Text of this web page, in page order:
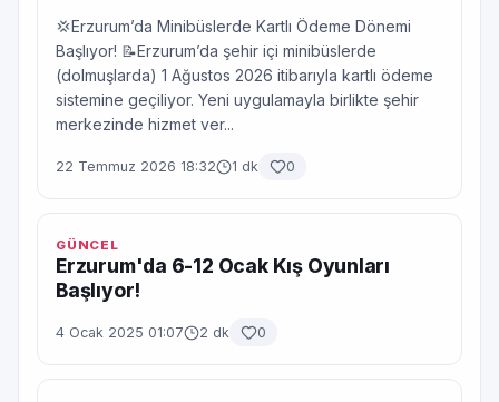
💢Erzurum’da Minibüslerde Kartlı Ödeme Dönemi
Başlıyor! 📝Erzurum’da şehir içi minibüslerde
(dolmuşlarda) 1 Ağustos 2026 itibarıyla kartlı ödeme
sistemine geçiliyor. Yeni uygulamayla birlikte şehir
merkezinde hizmet ver...
22 Temmuz 2026 18:32 1 dk 0
GÜNCEL
Erzurum'da 6-12 Ocak Kış Oyunları
Başlıyor!
4 Ocak 2025 01:07 2 dk 0